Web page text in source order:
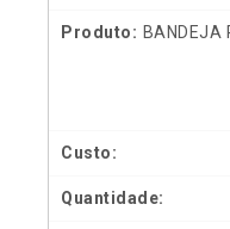
BANDEJA